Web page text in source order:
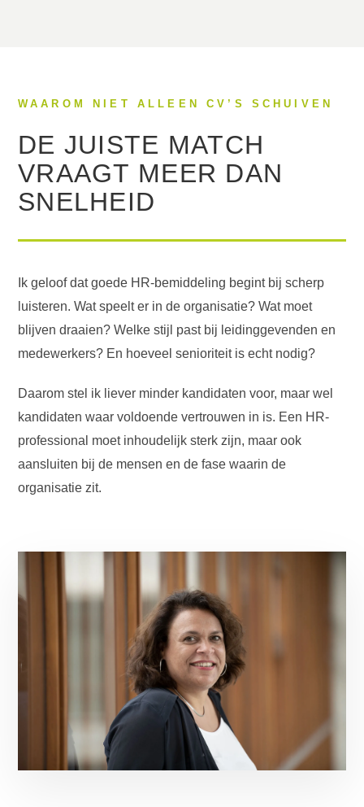
WAAROM NIET ALLEEN CV’S SCHUIVEN
DE JUISTE MATCH
VRAAGT MEER DAN
SNELHEID
Ik geloof dat goede HR-bemiddeling begint bij scherp
luisteren. Wat speelt er in de organisatie? Wat moet
blijven draaien? Welke stijl past bij leidinggevenden en
medewerkers? En hoeveel senioriteit is echt nodig?
Daarom stel ik liever minder kandidaten voor, maar wel
kandidaten waar voldoende vertrouwen in is. Een HR-
professional moet inhoudelijk sterk zijn, maar ook
aansluiten bij de mensen en de fase waarin de
organisatie zit.